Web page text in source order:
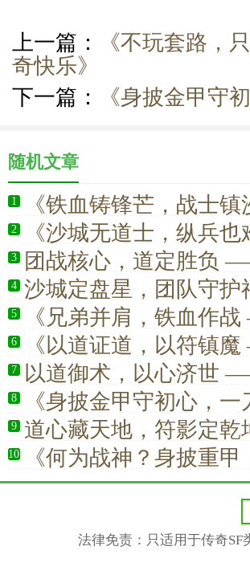
上一篇：
《不玩套路
奇快乐》
下一篇：
《身披金甲守
随机文章
1 《铁血铸锋芒，战士镇
2
《沙城无道士，纵兵
中的定海神针》
3 团战核心，道定胜负
4 沙城定盘星，团队守
真正的胜利
5
《兄弟并肩，铁血作
的底气》
6
《以道证道，以符镇
低估的真正强者》
7 以道御术，以心济世
8 《身披金甲守初心，
9
道心藏天地，符影定
真正的全能行者
10
《何为战神？身披重
前》
法律免责：只适用于传奇